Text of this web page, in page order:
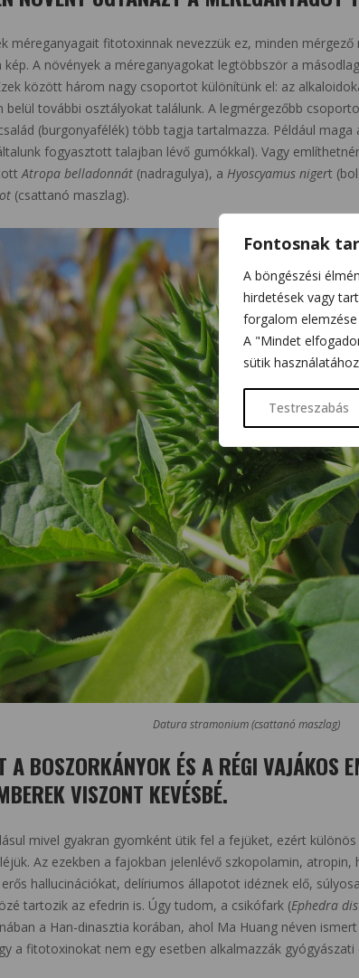
Fontosnak
A böngészési
hirdetések vagy
forgalom
A "Mindet
sütik
Testreszabás
méreganyagait fitotoxinnak nevezzük ez, minden
kép. A növények a méreganyagokat legtöbbször a
között három nagy csoportot különítünk el: az
belül további osztályokat találunk. A legmérgezőbb
(burgonyafélék) több tagja tartalmazza. Például
fogyasztott talajban lévő gumókkal). Vagy
Atropa belladonnát (nadragulya), a Hyoscyamus nigert
(csattanó maszlag).
Datura stramonium(csattanó maszlag)
A BOSZORKÁNYOK ÉS A RÉGI VAJÁKOS
VISZONT KEVÉSBÉ.
mivel gyakran gyomként ütik fel a fejüket, ezért
Az ezekben a fajokban jelenlévő szkopolamin, atropin,
hallucinációkat, delíriumos állapotot idéznek elő,
tartozik az efedrin is. Úgy tudom, a csikófark (Ephedra
a Han-dinasztia korában, ahol Ma Huang néven
a fitotoxinokat nem egy esetben alkalmazzák gyógyászati